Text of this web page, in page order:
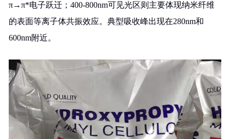
π→π*电子跃迁；400-800nm可见光区则主要体现纳米纤维
的表面等离子体共振效应。典型吸收峰出现在280nm和
600nm附近。